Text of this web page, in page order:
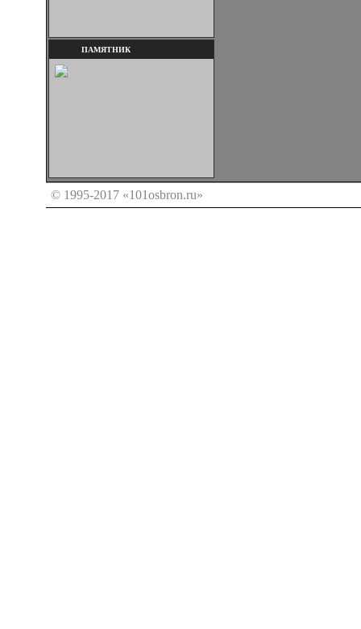
ПАМЯТНИК
© 1995-2017 «101osbron.ru»